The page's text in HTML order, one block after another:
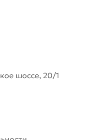
шоссе, 20/1